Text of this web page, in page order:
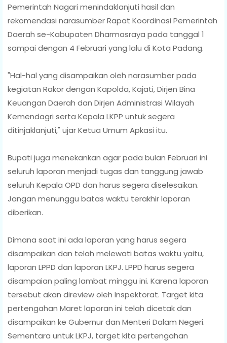
Pemerintah Nagari menindaklanjuti hasil dan
rekomendasi narasumber Rapat Koordinasi Pemerintah
Daerah se-Kabupaten Dharmasraya pada tanggal 1
sampai dengan 4 Februari yang lalu di Kota Padang.
"Hal-hal yang disampaikan oleh narasumber pada
kegiatan Rakor dengan Kapolda, Kajati, Dirjen Bina
Keuangan Daerah dan Dirjen Administrasi Wilayah
Kemendagri serta Kepala LKPP untuk segera
ditinjaklanjuti," ujar Ketua Umum Apkasi itu.
Bupati juga menekankan agar pada bulan Februari ini
seluruh laporan menjadi tugas dan tanggung jawab
seluruh Kepala OPD dan harus segera diselesaikan.
Jangan menunggu batas waktu terakhir laporan
diberikan.
Dimana saat ini ada laporan yang harus segera
disampaikan dan telah melewati batas waktu yaitu,
laporan LPPD dan laporan LKPJ. LPPD harus segera
disampaian paling lambat minggu ini. Karena laporan
tersebut akan direview oleh Inspektorat. Target kita
pertengahan Maret laporan ini telah dicetak dan
disampaikan ke Gubernur dan Menteri Dalam Negeri.
Sementara untuk LKPJ, target kita pertengahan